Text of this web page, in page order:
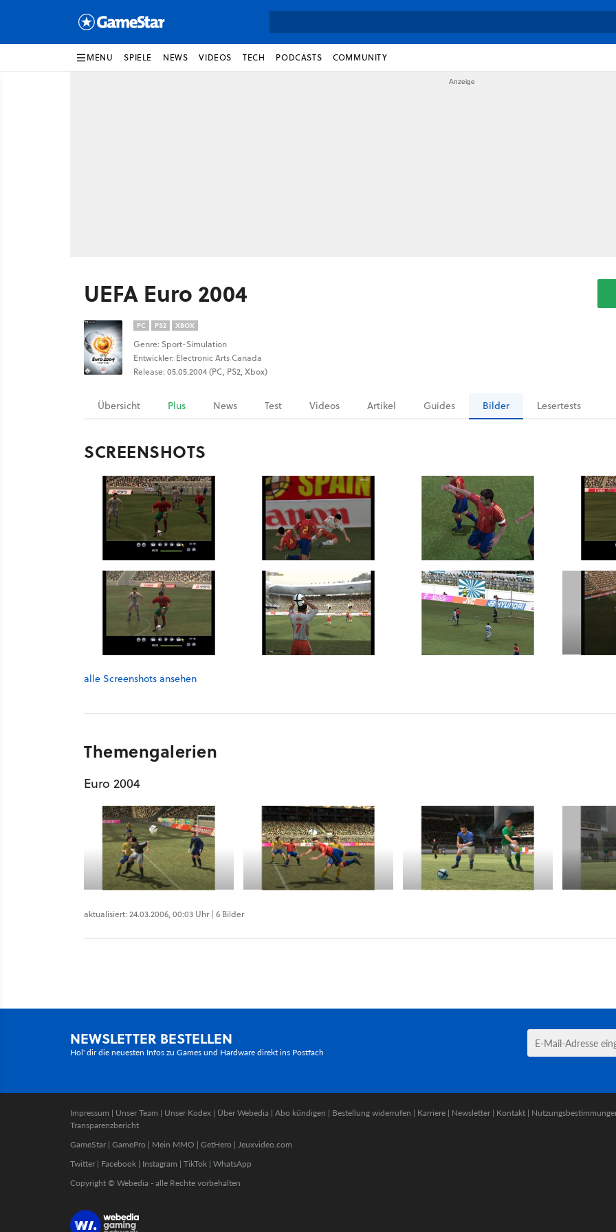
MENU SPIELE NEWS VIDEOS TECH PODCASTS COMMUNITY
UEFA Euro 2004
PC PS2 XBOX
Genre: Sport-Simulation
Entwickler: Electronic Arts Canada
Release: 05.05.2004 (PC, PS2, Xbox)
Übersicht Plus News Test Videos Artikel Guides Bilder Lesertests
SCREENSHOTS
alle Screenshots ansehen
Themengalerien
Euro 2004
aktualisiert: 24.03.2006, 00:03 Uhr | 6 Bilder
NEWSLETTER BESTELLEN
Hol' dir die neuesten Infos zu Games und Hardware direkt ins Postfach
Impressum | Unser Team | Unser Kodex | Über Webedia | Abo kündigen | Bestellung widerrufen | Karriere | Newsletter | Kontakt |
Transparenzbericht
GameStar | GamePro | Mein MMO | GetHero | Jeuxvideo.com
Twitter | Facebook | Instagram | TikTok | WhatsApp
Copyright © Webedia - alle Rechte vorbehalten